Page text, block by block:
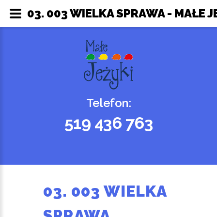
Telefon:
519 436 763
03. 003 WIELKA
03. 003 WIELKA SPRAWA - MAŁE